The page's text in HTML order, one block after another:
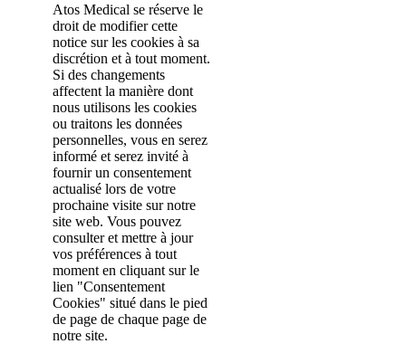
Atos Medical se réserve le
droit de modifier cette
notice sur les cookies à sa
discrétion et à tout moment.
Si des changements
affectent la manière dont
nous utilisons les cookies
ou traitons les données
personnelles, vous en serez
informé et serez invité à
fournir un consentement
actualisé lors de votre
prochaine visite sur notre
site web. Vous pouvez
consulter et mettre à jour
vos préférences à tout
moment en cliquant sur le
lien "Consentement
Cookies" situé dans le pied
de page de chaque page de
notre site.